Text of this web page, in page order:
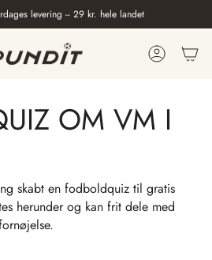
levering -- 29 kr. hele landet
Konto
OM VM I
skabt en fodboldquiz til gratis
herunder og kan frit dele med